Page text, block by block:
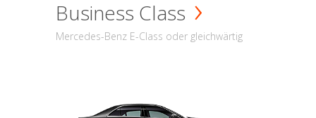
Business Class
Mercedes-Benz E-Class oder gleichwärtig